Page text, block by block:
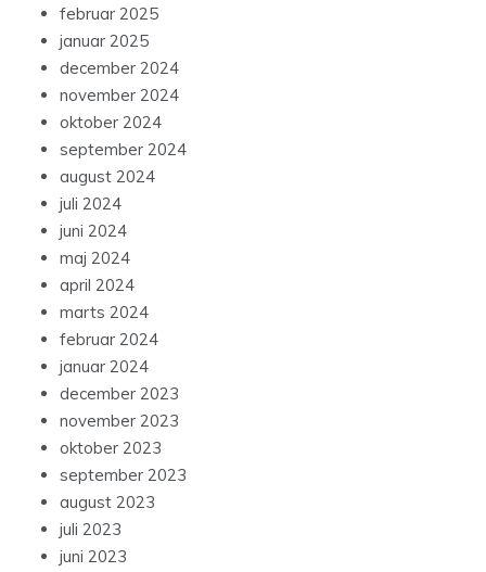
februar 2025
januar 2025
december 2024
november 2024
oktober 2024
september 2024
august 2024
juli 2024
juni 2024
maj 2024
april 2024
marts 2024
februar 2024
januar 2024
december 2023
november 2023
oktober 2023
september 2023
august 2023
juli 2023
juni 2023